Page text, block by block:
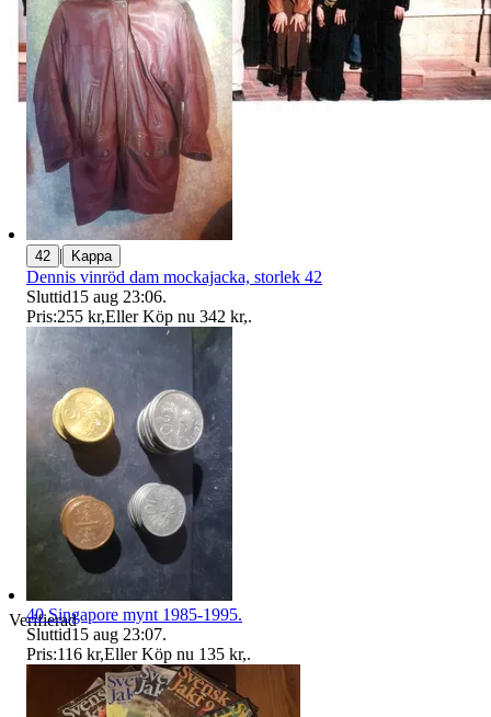
Verifierad
42 | Kappa
Dennis vinröd dam mockajacka, storlek 42
Sluttid15 aug 23:06.
Pris:255 kr,Eller Köp nu 342 kr,.
40 Singapore mynt 1985-1995.
Sluttid15 aug 23:07.
Pris:116 kr,Eller Köp nu 135 kr,.